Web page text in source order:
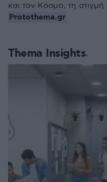
Thema Insights
και τον Κόσμο, τη
Protothema.gr